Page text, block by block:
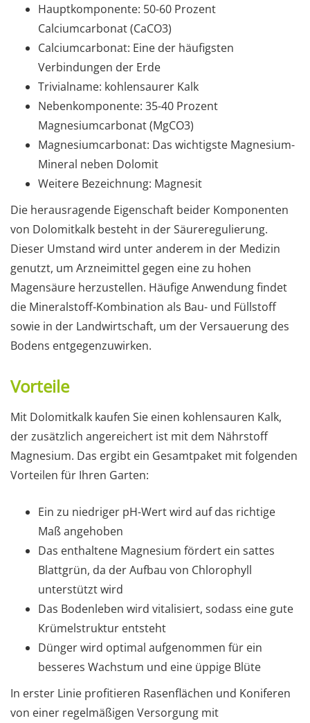
Hauptkomponente: 50-60 Prozent
Calciumcarbonat (CaCO3)
Calciumcarbonat: Eine der häufigsten
Verbindungen der Erde
Trivialname: kohlensaurer Kalk
Nebenkomponente: 35-40 Prozent
Magnesiumcarbonat (MgCO3)
Magnesiumcarbonat: Das wichtigste Magnesium-
Mineral neben Dolomit
Weitere Bezeichnung: Magnesit
Die herausragende Eigenschaft beider Komponenten
von Dolomitkalk besteht in der Säureregulierung.
Dieser Umstand wird unter anderem in der Medizin
genutzt, um Arzneimittel gegen eine zu hohen
Magensäure herzustellen. Häufige Anwendung findet
die Mineralstoff-Kombination als Bau- und Füllstoff
sowie in der Landwirtschaft, um der Versauerung des
Bodens entgegenzuwirken.
Vorteile
Mit Dolomitkalk kaufen Sie einen kohlensauren Kalk,
der zusätzlich angereichert ist mit dem Nährstoff
Magnesium. Das ergibt ein Gesamtpaket mit folgenden
Vorteilen für Ihren Garten:
Ein zu niedriger pH-Wert wird auf das richtige
Maß angehoben
Das enthaltene Magnesium fördert ein sattes
Blattgrün, da der Aufbau von Chlorophyll
unterstützt wird
Das Bodenleben wird vitalisiert, sodass eine gute
Krümelstruktur entsteht
Dünger wird optimal aufgenommen für ein
besseres Wachstum und eine üppige Blüte
In erster Linie profitieren Rasenflächen und Koniferen
von einer regelmäßigen Versorgung mit